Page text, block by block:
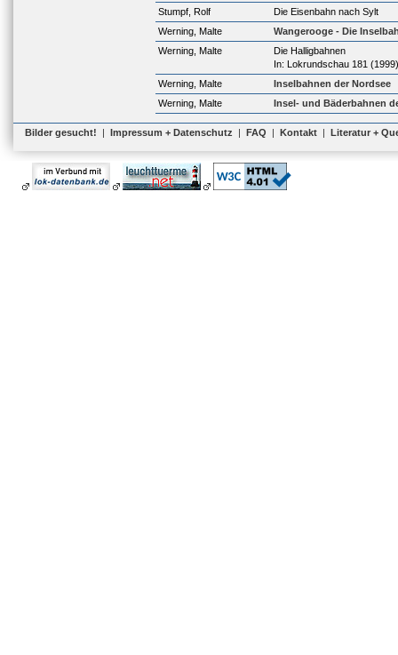
Stumpf, Rolf
Die Eisenbahn nach Sylt
Werning, Malte
Wangerooge - Die
Werning, Malte
Die Halligbahnen
In: Lokrundschau 181 (1999)
Werning, Malte
Inselbahnen der Nordsee
Werning, Malte
Insel- und Bäderbahnen
Bilder gesucht! | Impressum + Datenschutz | FAQ | Kontakt | Literatur +